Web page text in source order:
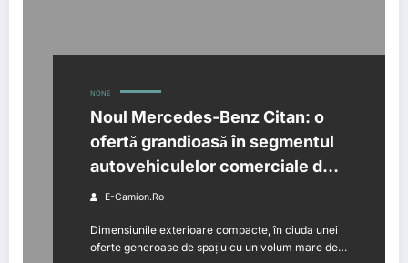
NONE
Noul Mercedes-Benz Citan: o
ofertă grandioasă în segmentul
autovehiculelor comerciale de
dimensiuni mici
E-Camion.ro
Dimensiunile exterioare compacte, în ciuda unei
oferte generoase de spațiu cu un volum mare de…